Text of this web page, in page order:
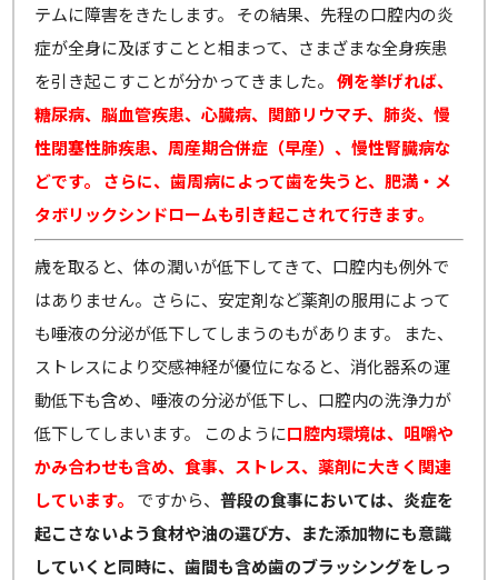
テムに障害をきたします。 その結果、先程の口腔内の炎
症が全身に及ぼすことと相まって、さまざまな全身疾患
を引き起こすことが分かってきました。例を挙げれば、
糖尿病、脳血管疾患、心臓病、関節リウマチ、肺炎、慢
性閉塞性肺疾患、周産期合併症（早産）、慢性腎臓病な
どです。
さらに、歯周病によって歯を失うと、肥満・メ
タボリックシンドロームも引き起こされて行きます。
歳を取ると、体の潤いが低下してきて、口腔内も例外で
はありません。さらに、安定剤など薬剤の服用によって
も唾液の分泌が低下してしまうのもがあります。 また、
ストレスにより交感神経が優位になると、消化器系の運
動低下も含め、唾液の分泌が低下し、口腔内の洗浄力が
低下してしまいます。 このように口腔内環境は、咀嚼や
かみ合わせも含め、食事、ストレス、薬剤に大きく関連
しています。
ですから、普段の食事においては、炎症を
起こさないよう食材や油の選び方、また添加物にも意識
していくと同時に、歯間も含め歯のブラッシングをしっ